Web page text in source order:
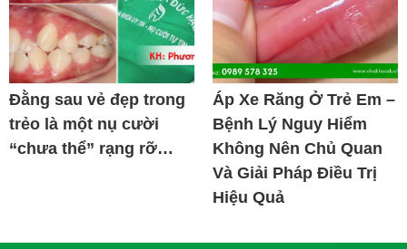
Đằng sau vẻ đẹp trong
trẻo là một nụ cười
“chưa thể” rạng rỡ…
Áp Xe Răng Ở Trẻ Em –
Bệnh Lý Nguy Hiểm
Không Nên Chủ Quan
Và Giải Pháp Điều Trị
Hiệu Quả